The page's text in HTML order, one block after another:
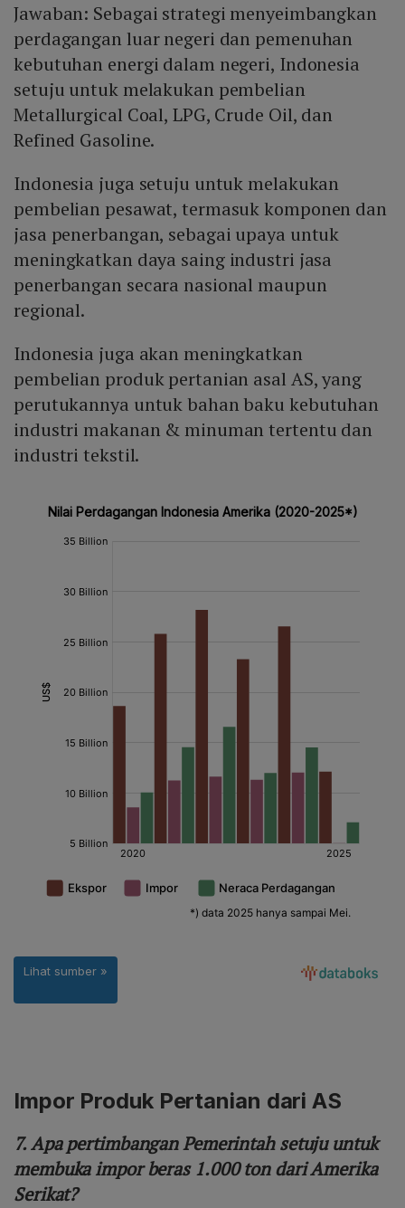
Jawaban: Sebagai strategi menyeimbangkan
perdagangan luar negeri dan pemenuhan
kebutuhan energi dalam negeri, Indonesia
setuju untuk melakukan pembelian
Metallurgical Coal, LPG, Crude Oil, dan
Refined Gasoline.
Indonesia juga setuju untuk melakukan
pembelian pesawat, termasuk komponen dan
jasa penerbangan, sebagai upaya untuk
meningkatkan daya saing industri jasa
penerbangan secara nasional maupun
regional.
Indonesia juga akan meningkatkan
pembelian produk pertanian asal AS, yang
perutukannya untuk bahan baku kebutuhan
industri makanan & minuman tertentu dan
industri tekstil.
Impor Produk Pertanian dari AS
7. Apa pertimbangan Pemerintah setuju untuk
membuka impor beras 1.000 ton dari Amerika
Serikat?